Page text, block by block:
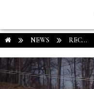
NEWS REC...